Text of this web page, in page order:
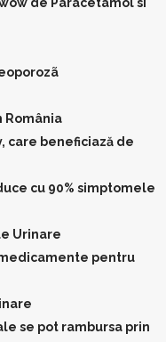
România
care beneficiază de
cu 90% simptomele
Urinare
pentru
se pot rambursa prin